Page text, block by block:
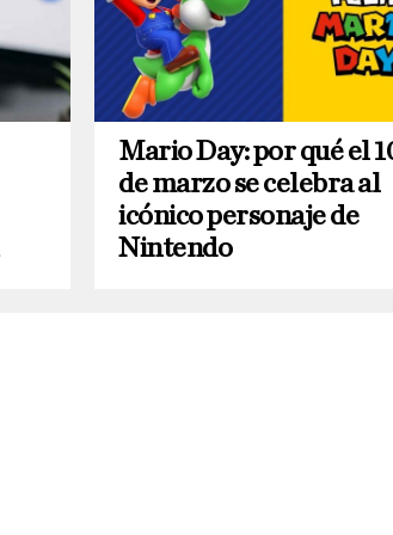
Mario Day: por qué el
de marzo se celebra al
icónico personaje de
Nintendo